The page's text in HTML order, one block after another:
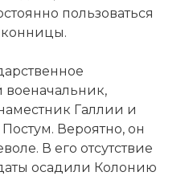
пользоваться
конницы.
Галлии и
Вероятно, он
В его отсутствие
осадили Колонию